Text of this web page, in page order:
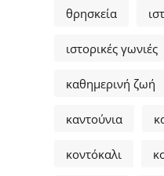
θρησκεία
ιστορικές γωνιές
καθημερινή ζωή
καντούνια
κοντόκαλι